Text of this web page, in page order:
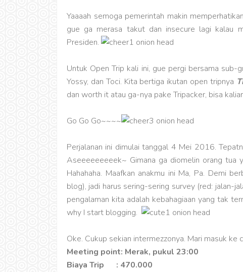
Yaaaah semoga pemerintah makin
gue ga merasa takut dan insecure lagi kalau
Presiden.
Untuk Open Trip kali ini, gue pergi bersama
Yossy, dan Toci. Kita bertiga ikutan open tripnya
dan worth it atau ga-nya pake Tripacker, bisa
Go Go Go~~~~
Perjalanan ini dimulai tanggal 4 Mei 2016.
Aseeeeeeeeek~ Gimana ga diomelin orang tua
Hahahaha. Maafkan anakmu ini Ma, Pa. Demi
blog), jadi harus sering-sering survey (red: jalan-
pengalaman kita adalah kebahagiaan yang tak
why I start blogging.
Oke. Cukup sekian intermezzonya. Mari masuk ke
Meeting point: Merak, pukul 23:00
Biaya Trip : 470.000